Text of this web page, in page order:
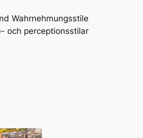
Wahrnehmungsstile
och perceptionsstilar